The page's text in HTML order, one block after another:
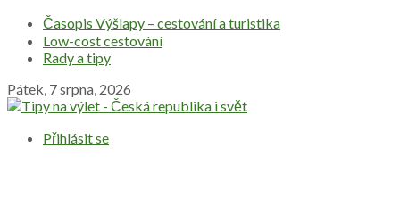
Časopis Výšlapy – cestování a turistika
Low-cost cestování
Rady a tipy
Pátek, 7 srpna, 2026
Přihlásit se